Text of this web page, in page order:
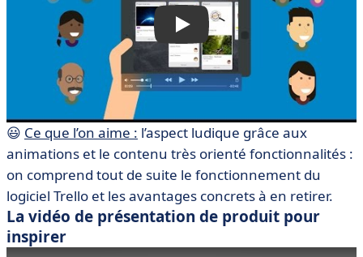
😃 Ce que l’on aime : l’aspect ludique grâce aux
animations et le contenu très orienté fonctionnalités :
on comprend tout de suite le fonctionnement du
logiciel Trello et les avantages concrets à en retirer.
La vidéo de présentation de produit pour
inspirer